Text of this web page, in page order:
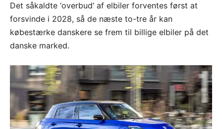
Det såkaldte ‘overbud’ af elbiler forventes først at
forsvinde i 2028, så de næste to-tre år kan
købestærke danskere se frem til billige elbiler på det
danske marked.